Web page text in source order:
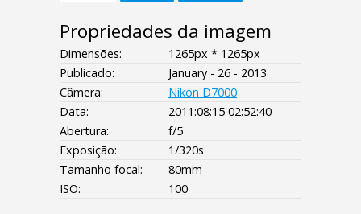
Propriedades da imagem
Dimensões:
1265px * 1265px
Publicado:
January - 26 - 2013
Câmera:
Nikon D7000
Data:
2011:08:15 02:52:40
Abertura:
f/5
Exposição:
1/320s
Tamanho focal:
80mm
ISO:
100